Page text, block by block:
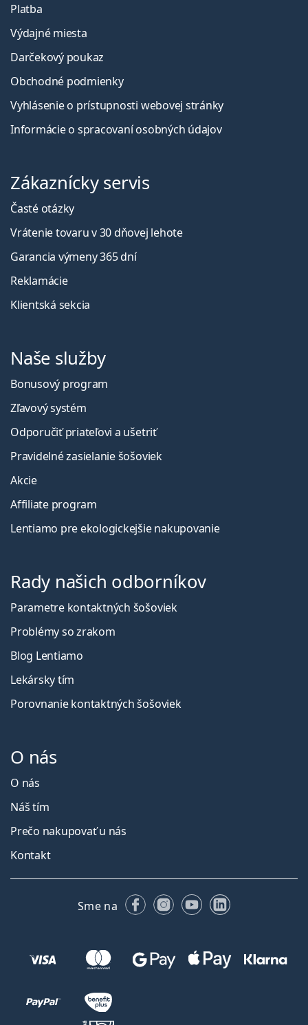
Platba
Výdajné miesta
Darčekový poukaz
Obchodné podmienky
Vyhlásenie o prístupnosti webovej stránky
Informácie o spracovaní osobných údajov
Zákaznícky servis
Časté otázky
Vrátenie tovaru v 30 dňovej lehote
Garancia výmeny 365 dní
Reklamácie
Klientská sekcia
Naše služby
Bonusový program
Zľavový systém
Odporučiť priateľovi a ušetriť
Pravidelné zasielanie šošoviek
Akcie
Affiliate program
Lentiamo pre ekologickejšie nakupovanie
Rady našich odborníkov
Parametre kontaktných šošoviek
Problémy so zrakom
Blog Lentiamo
Lekársky tím
Porovnanie kontaktných šošoviek
O nás
O nás
Náš tím
Prečo nakupovať u nás
Kontakt
Sme na FacebookuInstagrame
YouTubeLinkedIn